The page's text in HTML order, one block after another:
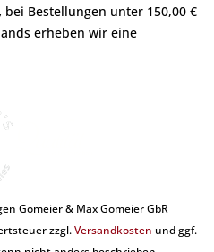
bei Bestellungen unter 150,00 €
erheben wir eine
Gomeier & Max Gomeier GbR
zzgl.Versandkosten und ggf.